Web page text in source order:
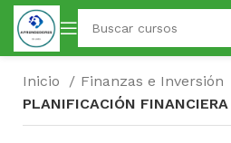
Inicio
Finanzas e Inversión
PLANIFICACIÓN